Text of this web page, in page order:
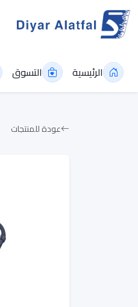
الرئيسية التسوق
عودة للمنتجات